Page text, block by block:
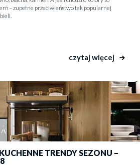
– zupełne przeciwieństwo tak popularnej
czytaj więcej
TRENDY SEZONU –